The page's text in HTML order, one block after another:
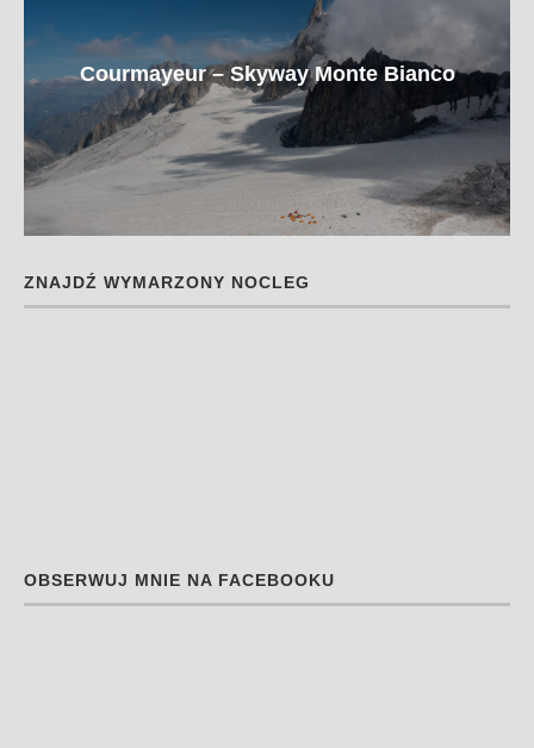
Courmayeur – Skyway Monte Bianco
ZNAJDŹ WYMARZONY NOCLEG
OBSERWUJ MNIE NA FACEBOOKU